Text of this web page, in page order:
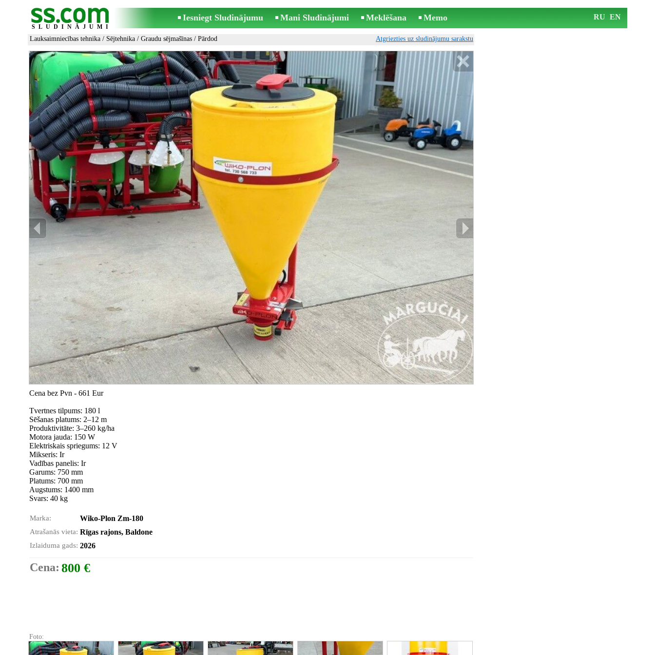
SLUDINĀJUMI
Iesniegt Sludinājumu Mani Sludinājumi Meklēšana Memo RU EN
Lauksaimniecības tehnika / Sējtehnika / Graudu sējmašīnas / Pārdod Atgriezties uz sludinājumu sarakstu
Cena bez Pvn - 661 Eur
Tvertnes tilpums: 180 l
Sēšanas platums: 2–12 m
Produktivitāte: 3–260 kg/ha
Motora jauda: 150 W
Elektriskais spriegums: 12 V
Mikseris: Ir
Vadības panelis: Ir
Garums: 750 mm
Platums: 700 mm
Augstums: 1400 mm
Svars: 40 kg
Marka: Wiko-Plon Zm-180
Atrašanās vieta: Rīgas rajons, Baldone
Izlaiduma gads: 2026
Cena: 800 €
Foto: